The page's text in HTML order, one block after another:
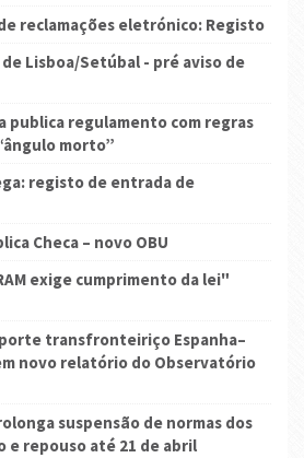
reclamações eletrónico: Registo
Lisboa/Setúbal - pré aviso de
publica regulamento com regras
morto”
registo de entrada de
Checa – novo OBU
exige cumprimento da lei"
transfronteiriço Espanha–
novo relatório do Observatório
suspensão de normas dos
e repouso até 21 de abril